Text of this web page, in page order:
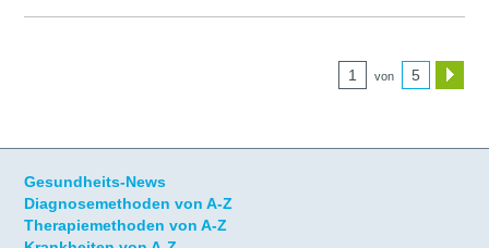
1 von 5
Gesundheits-News
Diagnosemethoden von A-Z
Therapiemethoden von A-Z